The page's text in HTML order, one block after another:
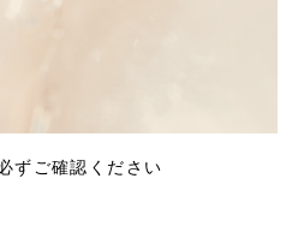
ずご確認ください